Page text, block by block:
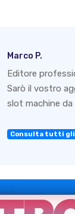
Marco P.
Editore
Sarò il vostro
slot machine
Consulta tutti gli